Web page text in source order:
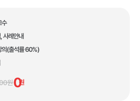
1위 국민교육복지센터
간 아무도 깨지 못한 기록!
수 1,110,211건 입니다.
사이트 내 합격후기 글 수 기준
브랜드 대상 3관왕 수상
수
사례안내
의(출석률 60%)
원0원